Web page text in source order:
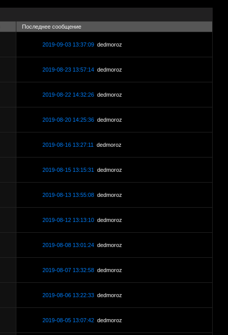
Последнее сообщение
2019-09-03 13:37:09 dedmoroz
2019-08-23 13:57:14 dedmoroz
2019-08-22 14:32:26 dedmoroz
2019-08-20 14:25:36 dedmoroz
2019-08-16 13:27:11 dedmoroz
2019-08-15 13:15:31 dedmoroz
2019-08-13 13:55:08 dedmoroz
2019-08-12 13:13:10 dedmoroz
2019-08-08 13:01:24 dedmoroz
2019-08-07 13:32:58 dedmoroz
2019-08-06 13:22:33 dedmoroz
2019-08-05 13:07:42 dedmoroz